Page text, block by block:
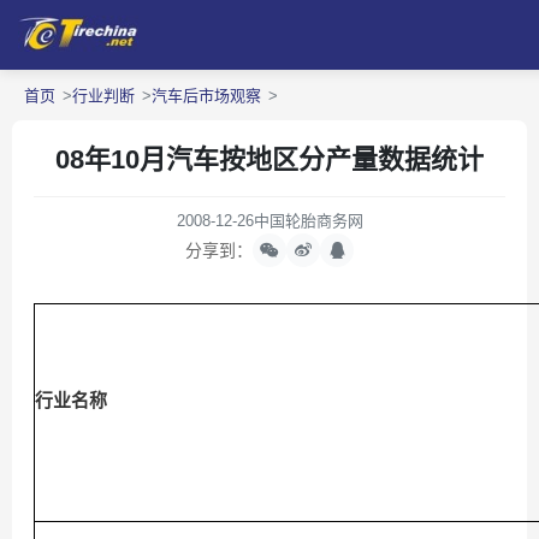
首页 行业判断 汽车后市场观察
08年10月汽车按地区分产量数据统计
2008-12-26中国轮胎商务网
分享到：
行业名称